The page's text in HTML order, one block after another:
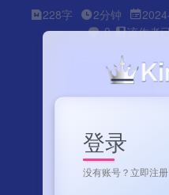
228字 2分钟
0
该作者
登录
没有账号？立即注册